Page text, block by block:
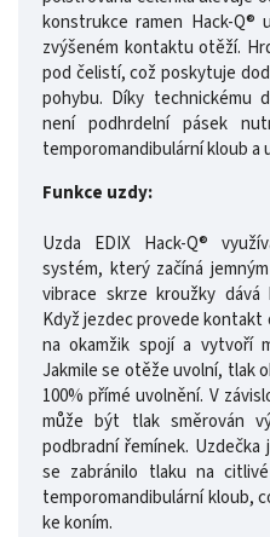
konstrukce ramen Hack-
zvýšeném kontaktu otěží.
pod čelistí, což poskytuje
pohybu. Díky technickému
není podhrdelní pásek
temporomandibulární kloub a
Funkce uzdy:
Uzda EDIX Hack-Q®
systém, který začíná
vibrace skrze kroužky
Když jezdec provede kontakt
na okamžik spojí a vytvoří
Jakmile se otěže uvolní, tlak
100% přímé uvolnění. V
může být tlak směrován
podbradní řemínek.
se zabránilo tlaku na
temporomandibulární kloub,
ke koním.